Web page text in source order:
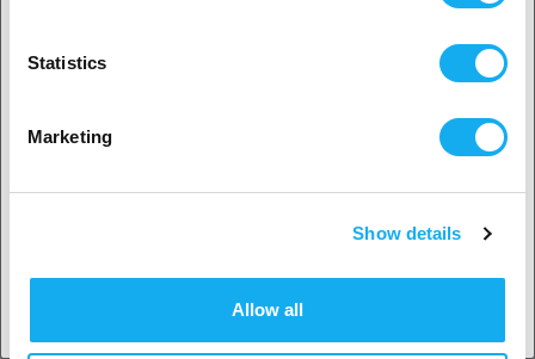
Statistics
Marketing
Show details
Allow all
Product